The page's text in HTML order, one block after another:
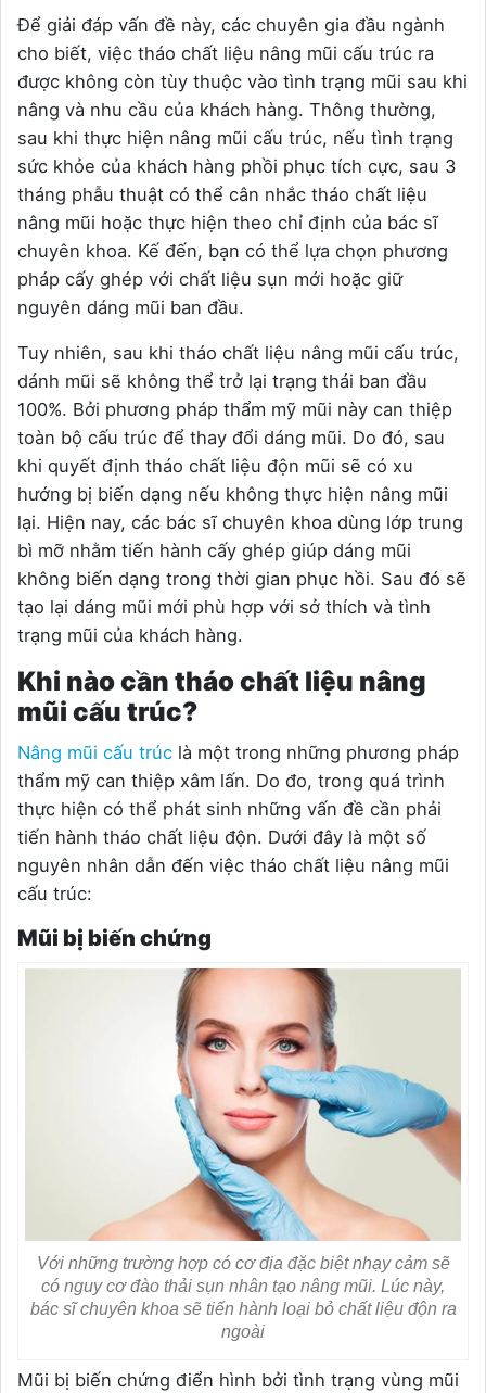
Để giải đáp vấn đề này, các chuyên gia đầu ngành
cho biết, việc tháo chất liệu nâng mũi cấu trúc ra
được không còn tùy thuộc vào tình trạng mũi sau khi
nâng và nhu cầu của khách hàng. Thông thường,
sau khi thực hiện nâng mũi cấu trúc, nếu tình trạng
sức khỏe của khách hàng phồi phục tích cực, sau 3
tháng phẫu thuật có thể cân nhắc tháo chất liệu
nâng mũi hoặc thực hiện theo chỉ định của bác sĩ
chuyên khoa. Kế đến, bạn có thể lựa chọn phương
pháp cấy ghép với chất liệu sụn mới hoặc giữ
nguyên dáng mũi ban đầu.
Tuy nhiên, sau khi tháo chất liệu nâng mũi cấu trúc,
dánh mũi sẽ không thể trở lại trạng thái ban đầu
100%. Bởi phương pháp thẩm mỹ mũi này can thiệp
toàn bộ cấu trúc để thay đổi dáng mũi. Do đó, sau
khi quyết định tháo chất liệu độn mũi sẽ có xu
hướng bị biến dạng nếu không thực hiện nâng mũi
lại. Hiện nay, các bác sĩ chuyên khoa dùng lớp trung
bì mỡ nhằm tiến hành cấy ghép giúp dáng mũi
không biến dạng trong thời gian phục hồi. Sau đó sẽ
tạo lại dáng mũi mới phù hợp với sở thích và tình
trạng mũi của khách hàng.
Khi nào cần tháo chất liệu nâng
mũi cấu trúc?
Nâng mũi cấu trúc là một trong những phương pháp
thẩm mỹ can thiệp xâm lấn. Do đo, trong quá trình
thực hiện có thể phát sinh những vấn đề cần phải
tiến hành tháo chất liệu độn. Dưới đây là một số
nguyên nhân dẫn đến việc tháo chất liệu nâng mũi
cấu trúc:
Mũi bị biến chứng
Với những trường hợp có cơ địa đặc biệt nhạy cảm sẽ
có nguy cơ đào thải sụn nhân tạo nâng mũi. Lúc này,
bác sĩ chuyên khoa sẽ tiến hành loại bỏ chất liệu độn ra
ngoài
Mũi bị biến chứng điển hình bởi tình trạng vùng mũi